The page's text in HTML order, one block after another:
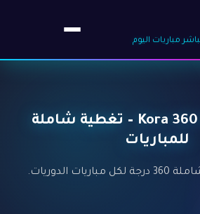
كورة 360 Kora 360 – تغطية شاملة
للمباريات